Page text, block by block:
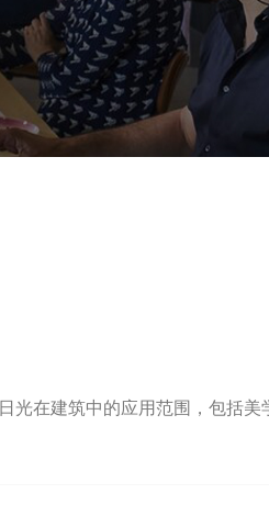
光在建筑中的应用范围，包括美